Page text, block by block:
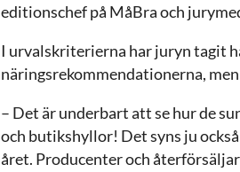
editionschef på MåBra och
I urvalskriterierna har juryn tagit
näringsrekommendationerna,
– Det är underbart att se hur de
och butikshyllor! Det syns ju
året. Producenter och